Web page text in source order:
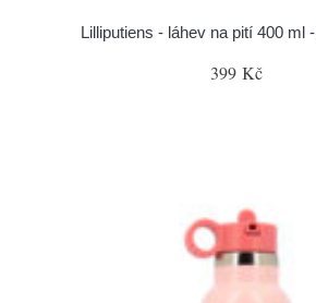
Lilliputiens - láhev na pití 400 ml
399 Kč